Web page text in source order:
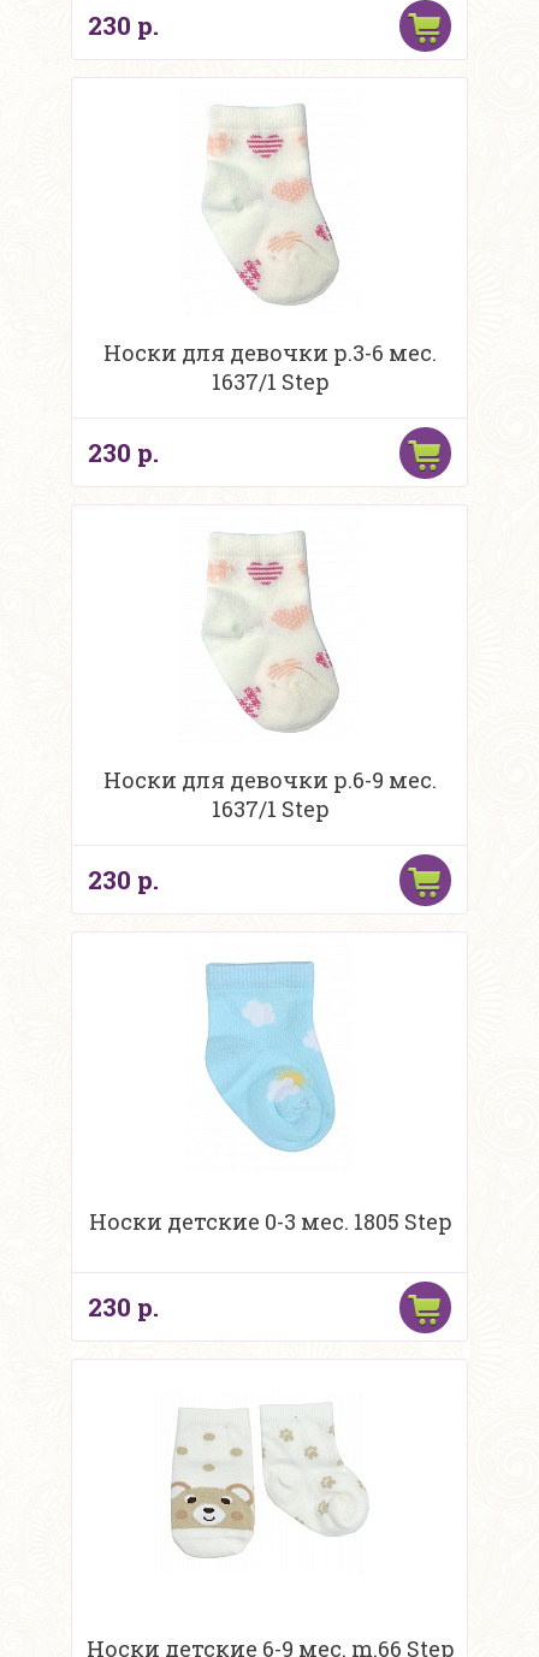
230 р.
Носки для девочки р.3-6 мес.
1637/1 Step
230 р.
Носки для девочки р.6-9 мес.
1637/1 Step
230 р.
Носки детские 0-3 мес. 1805 Step
230 р.
Носки детские 6-9 мес. m.66 Step